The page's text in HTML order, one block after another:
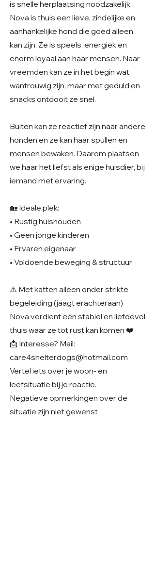
is snelle herplaatsing noodzakelijk.
Nova is thuis een lieve, zindelijke en
aanhankelijke hond die goed alleen
kan zijn. Ze is speels, energiek en
enorm loyaal aan haar mensen. Naar
vreemden kan ze in het begin wat
wantrouwig zijn, maar met geduld en
snacks ontdooit ze snel.
Buiten kan ze reactief zijn naar andere
honden en ze kan haar spullen en
mensen bewaken. Daarom plaatsen
we haar het liefst als enige huisdier, bij
iemand met ervaring.
🏡 Ideale plek:
• Rustig huishouden
• Geen jonge kinderen
• Ervaren eigenaar
• Voldoende beweging & structuur
⚠️ Met katten alleen onder strikte
begeleiding (jaagt erachteraan)
Nova verdient een stabiel en liefdevol
thuis waar ze tot rust kan komen ❤️
📩 Interesse? Mail:
care4shelterdogs@hotmail.com
Vertel iets over je woon- en
leefsituatie bij je reactie.
Negatieve opmerkingen over de
situatie zijn niet gewenst